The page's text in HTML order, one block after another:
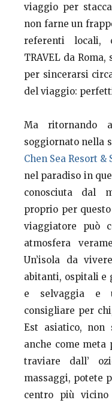
viaggio per
non farne un
referenti locali,
TRAVEL da
per sincerarsi
del viaggio:
Ma ritornando
soggiornato nella
Chen Sea Resort &
nel paradiso in
conosciuta dal
proprio per
viaggiatore può
atmosfera
Un’isola da
abitanti, ospitali e
e selvaggia e
consigliare per
Est asiatico, non
anche come
traviare dall’
massaggi, potete
centro più vicino